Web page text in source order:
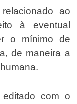
ao
à eventual
o mínimo de
de maneira a
com o